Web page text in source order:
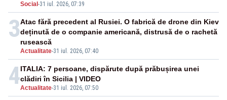
Social -31 iul. 2026, 07:39
3
Actualitate-31 iul. 2026, 07:40
Atac fără precedent al Rusiei. O fabrică de drone din Kiev
deținută de o companie americană, distrusă de o rachetă
rusească
4Actualitate-31 iul. 2026, 07:50
ITALIA: 7 persoane, dispărute după prăbușirea unei
clădiri în Sicilia | VIDEO